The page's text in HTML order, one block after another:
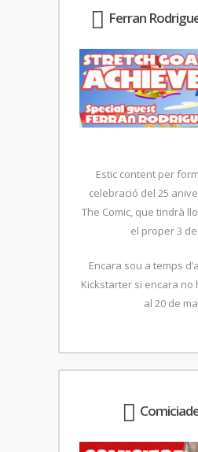
Ferran
Estic content per
celebració del 25
The Comic, que tindrà
el proper 3
Encara sou a temps
Kickstarter si encara no
al 20 de